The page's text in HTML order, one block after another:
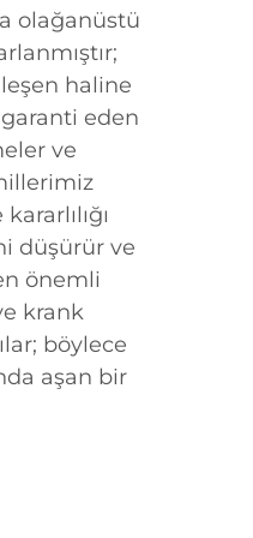
olağanüstü
haline
eden
ve
düşürür ve
önemli
krank
böylece
aşan bir